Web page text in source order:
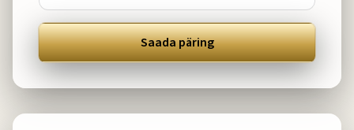
Saada päring